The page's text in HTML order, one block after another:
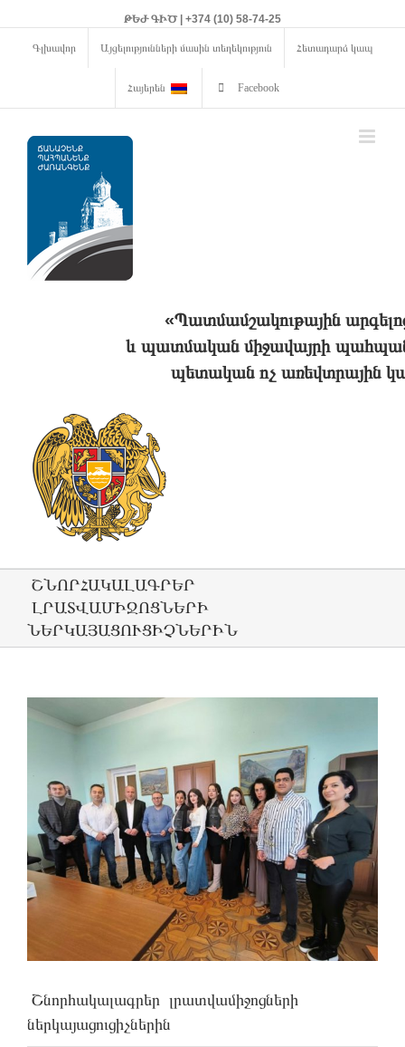
ԹԵԺ ԳԻԾ | +374 (10) 58-74-25
Գլխավոր Այցելությունների մասին տեղեկություն Հետադարձ կապ
Հայերեն Facebook
«Պատմամշակութային
և պատմական միջավայրի
պետական ոչ առեվտրային
ՇՆՈՐՀԱԿԱԼԱԳՐԵՐ
ԼՐԱՏՎԱՄԻՋՈՑՆԵՐԻ
ՆԵՐԿԱՅԱՑՈՒՑԻՉՆԵՐԻՆ
Larger
Շնորհակալագրեր լրատվամիջոցների
ներկայացուցիչներին